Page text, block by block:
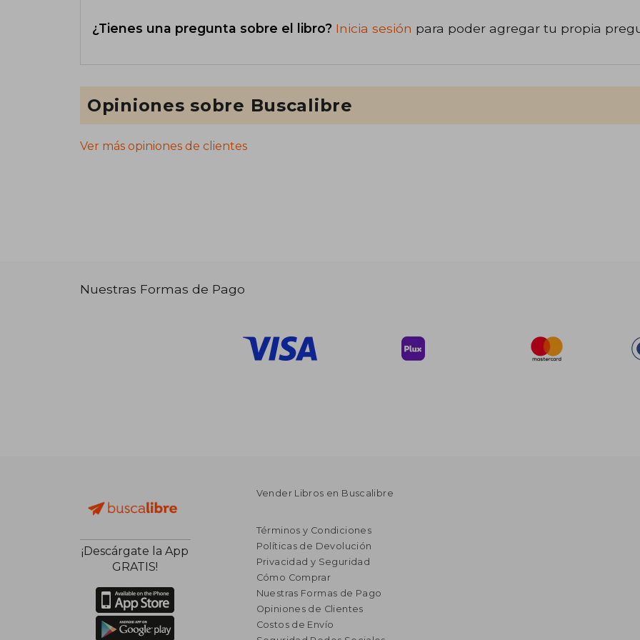
¿Tienes una pregunta sobre el libro? Inicia sesión para poder agregar tu propia
Opiniones sobre Buscalibre
Ver más opiniones de clientes
Nuestras Formas de Pago
¡Descárgate la App
GRATIS!
Vender Libros en Buscalibre
Términos y Condiciones
Políticas de Devolución
Privacidad y Seguridad
Cómo Comprar
Nuestras Formas de Pago
Opiniones de Clientes
Costos de Envío